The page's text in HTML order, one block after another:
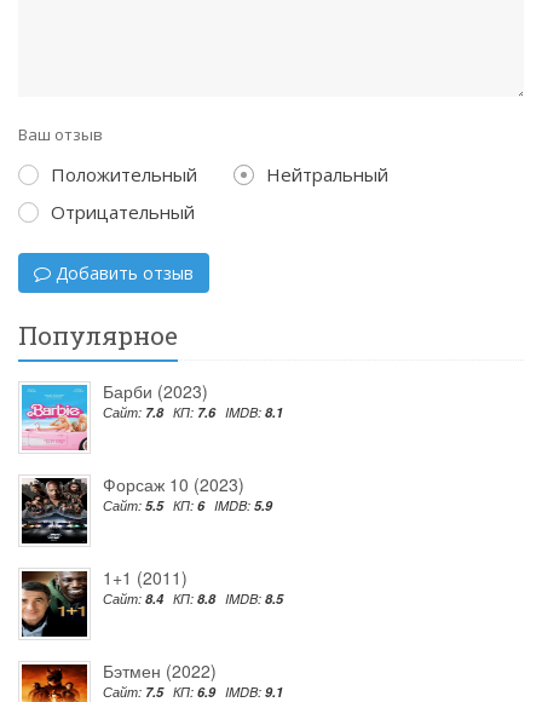
Ваш отзыв
Положительный
Нейтральный
Отрицательный
Добавить отзыв
Популярное
Барби (2023)
Сайт: 7.8 КП: 7.6 IMDB: 8.1
Форсаж 10 (2023)
Сайт: 5.5 КП: 6 IMDB: 5.9
1+1 (2011)
Сайт: 8.4 КП: 8.8 IMDB: 8.5
Бэтмен (2022)
Сайт: 7.5 КП: 6.9 IMDB: 9.1